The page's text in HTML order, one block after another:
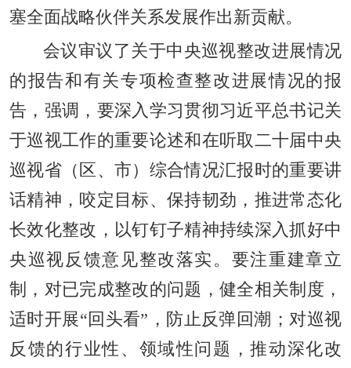
塞全面战略伙伴关系发展作出新贡献。
会议审议了关于中央巡视整改进展情况
的报告和有关专项检查整改进展情况的报
告，强调，要深入学习贯彻习近平总书记关
于巡视工作的重要论述和在听取二十届中央
巡视省（区、市）综合情况汇报时的重要讲
话精神，咬定目标、保持韧劲，推进常态化
长效化整改，以钉钉子精神持续深入抓好中
央巡视反馈意见整改落实。要注重建章立
制，对已完成整改的问题，健全相关制度，
适时开展“回头看”，防止反弹回潮；对巡视
反馈的行业性、领域性问题，推动深化改